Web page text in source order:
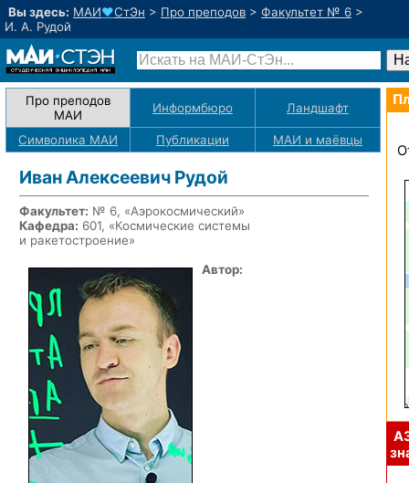
Вы здесь: МАИ♥СтЭн > Про преподов > Факультет № 6 >
И. А. Рудой
Про преподов
МАИ
Информбюро Ландшафт
Символика МАИ Публикации МАИ и маёвцы
Иван Алексеевич Рудой
Факультет: № 6, «Аэрокосмический»
Кафедра: 601, «Космические системы
и ракетостроение»
Автор: